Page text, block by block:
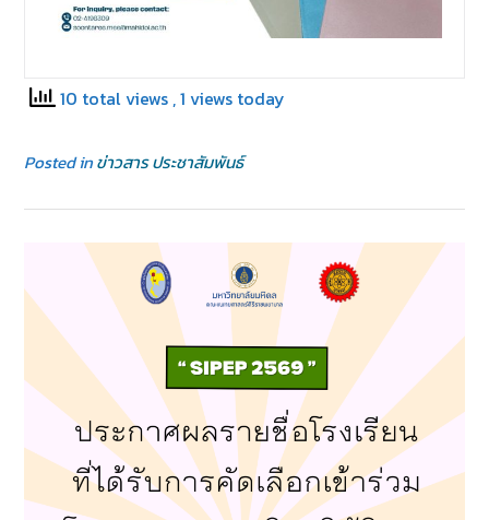
10 total views , 1 views today
Posted inข่าวสาร ประชาสัมพันธ์